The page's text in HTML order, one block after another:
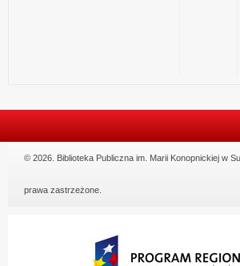
© 2026. Biblioteka Publiczna im. Marii Konopnickiej w
prawa zastrzeżone.